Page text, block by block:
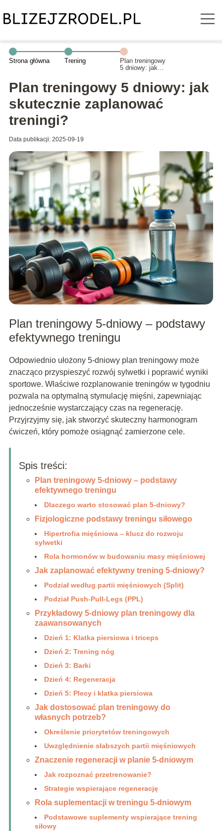
Strona główna Trening
Plan treningowy
5 dniowy: jak
zaplanować
treningi?
Plan treningowy 5 dniowy: jak
skutecznie zaplanować
treningi?
Data publikacji: 2025-09-19
Plan treningowy 5-dniowy – podstawy
efektywnego treningu
Odpowiednio ułożony 5-dniowy plan treningowy może
znacząco przyspieszyć rozwój sylwetki i poprawić wyniki
sportowe. Właściwe rozplanowanie treningów w tygodniu
pozwala na optymalną stymulację mięśni, zapewniając
jednocześnie wystarczający czas na regenerację.
Przyjrzyjmy się, jak stworzyć skuteczny harmonogram
ćwiczeń, który pomoże osiągnąć zamierzone cele.
Spis treści:
Plan treningowy 5-dniowy – podstawy
efektywnego treningu
Dlaczego warto stosować plan 5-dniowy?
Fizjologiczne podstawy treningu siłowego
Hipertrofia mięśniowa – klucz do rozwoju
sylwetki
Rola hormonów w budowaniu masy mięśniowej
Jak zaplanować efektywny trening 5-dniowy?
Podział według partii mięśniowych (Split)
Podział Push-Pull-Legs (PPL)
Przykładowy 5-dniowy plan treningowy dla
zaawansowanych
Dzień 1: Klatka piersiowa i triceps
Dzień 2: Trening nóg
Dzień 3: Barki
Dzień 4: Regeneracja
Dzień 5: Plecy i klatka piersiowa
Jak dostosować plan treningowy do
własnych potrzeb?
Określenie priorytetów treningowych
Uwzględnienie słabszych partii mięśniowych
Znaczenie regeneracji w planie 5-dniowym
Jak rozpoznać przetrenowanie?
Strategie wspierające regenerację
Rola suplementacji w treningu 5-dniowym
Podstawowe suplementy wspierające trening
siłowy